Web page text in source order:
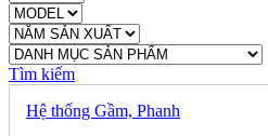
Tìm kiếm
Hệ thống Gầm, Phanh